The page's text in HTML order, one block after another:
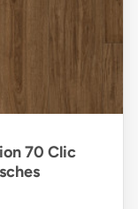
70 Clic